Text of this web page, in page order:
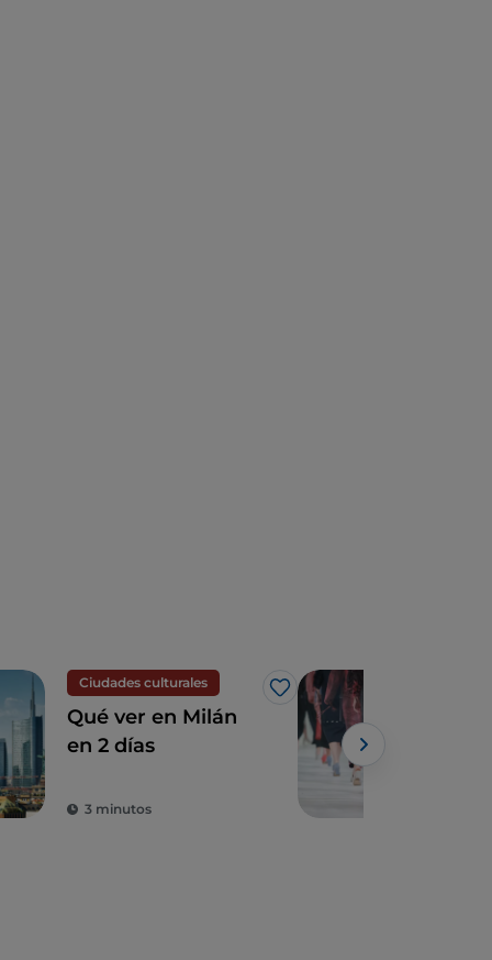
Ciudades culturales
Me gusta
Qué ver en Milán
en 2 días
3 minutos